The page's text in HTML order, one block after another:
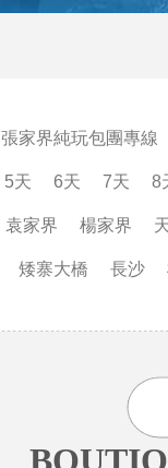
張家界純玩包團專線
5天 6天 7天 8
袁家界 楊家界
矮寨大橋 長沙